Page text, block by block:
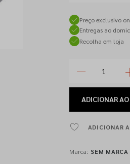
Preço exclusivo
Entregas ao
Recolha em loja
ADICIONAR
ADICIONAR
Marca: SEM MARCA